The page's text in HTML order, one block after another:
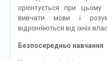
орієнтується при
вивчати мови і
відрізняються від їхніх
Безпосередньо навчання